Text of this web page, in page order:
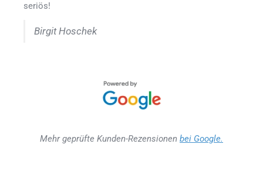
seriös!
Birgit Hoschek
Mehr geprüfte Kunden-Rezensionen bei Google.